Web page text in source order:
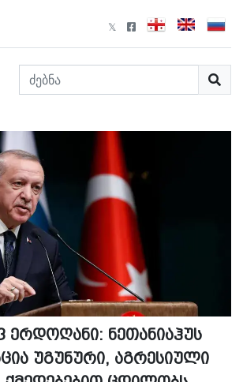
ნეთანიაჰუს
უგუნური, აგრესიული